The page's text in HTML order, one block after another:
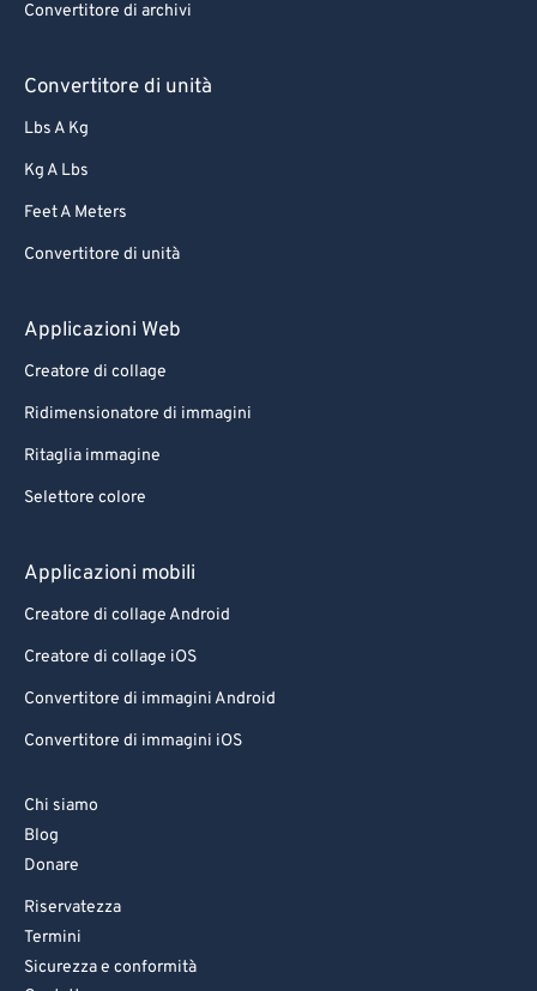
Convertitore di archivi
Convertitore di unità
Lbs A Kg
Kg A Lbs
Feet A Meters
Convertitore di unità
Applicazioni Web
Creatore di collage
Ridimensionatore di immagini
Ritaglia immagine
Selettore colore
Applicazioni mobili
Creatore di collage Android
Creatore di collage iOS
Convertitore di immagini Android
Convertitore di immagini iOS
Chi siamo
Blog
Donare
Riservatezza
Termini
Sicurezza e conformità